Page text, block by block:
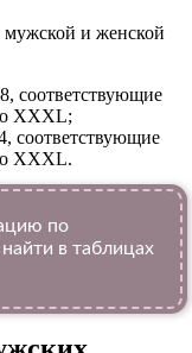
мужской и женской
соответствующие
XXXL;
соответствующие
XXXL.
по
в таблицах